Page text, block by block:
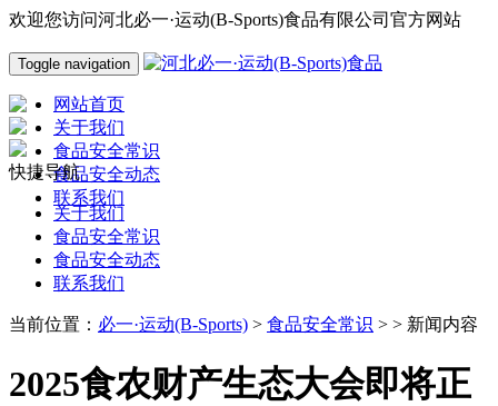
欢迎您访问河北必一·运动(B-Sports)食品有限公司官方网站
Toggle navigation
网站首页
关于我们
食品安全常识
食品安全动态
联系我们
快捷导航
关于我们
食品安全常识
食品安全动态
联系我们
当前位置： 必一·运动(B-Sports) > 食品安全常识 > > 新闻内容
2025食农财产生态大会即将正